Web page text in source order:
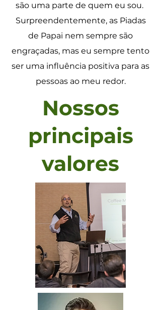
são uma parte de quem eu sou.
Surpreendentemente, as Piadas
de Papai nem sempre são
engraçadas, mas eu sempre tento
ser uma influência positiva para as
pessoas ao meu redor.
Nossos
principais
valores